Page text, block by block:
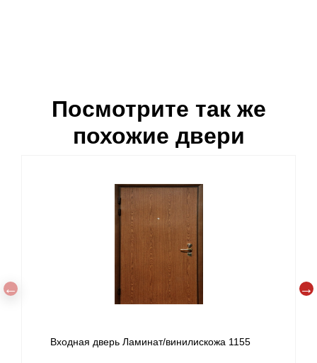
Посмотрите так же
похожие двери
Входная дверь Ламинат/винилискожа 1155